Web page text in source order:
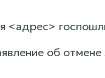
<адрес>
об отмене